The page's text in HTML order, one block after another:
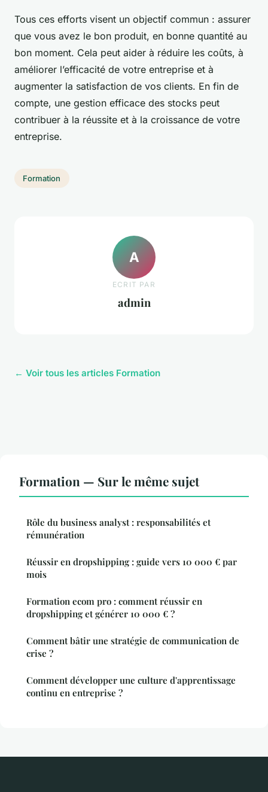
Tous ces efforts visent un objectif commun : assurer
que vous avez le bon produit, en bonne quantité au
bon moment. Cela peut aider à réduire les coûts, à
améliorer l’efficacité de votre entreprise et à
augmenter la satisfaction de vos clients. En fin de
compte, une gestion efficace des stocks peut
contribuer à la réussite et à la croissance de votre
entreprise.
Formation
A
ECRIT PAR
admin
← Voir tous les articles Formation
Formation — Sur le même sujet
Rôle du business analyst : responsabilités et
rémunération
Réussir en dropshipping : guide vers 10 000 € par
mois
Formation ecom pro : comment réussir en
dropshipping et générer 10 000 € ?
Comment bâtir une stratégie de communication de
crise ?
Comment développer une culture d'apprentissage
continu en entreprise ?